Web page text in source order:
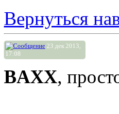
Вернуться
23 дек 2013,
17:08
BAXX,